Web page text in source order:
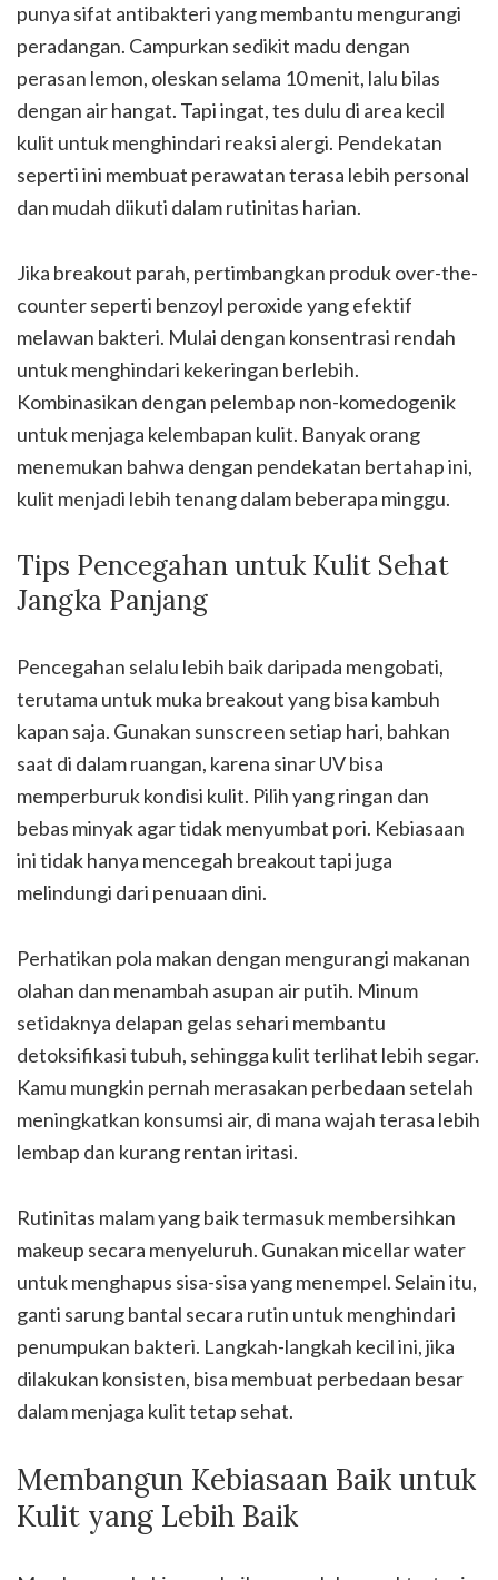
punya sifat antibakteri yang membantu mengurangi
peradangan. Campurkan sedikit madu dengan
perasan lemon, oleskan selama 10 menit, lalu bilas
dengan air hangat. Tapi ingat, tes dulu di area kecil
kulit untuk menghindari reaksi alergi. Pendekatan
seperti ini membuat perawatan terasa lebih personal
dan mudah diikuti dalam rutinitas harian.
Jika breakout parah, pertimbangkan produk over-the-
counter seperti benzoyl peroxide yang efektif
melawan bakteri. Mulai dengan konsentrasi rendah
untuk menghindari kekeringan berlebih.
Kombinasikan dengan pelembap non-komedogenik
untuk menjaga kelembapan kulit. Banyak orang
menemukan bahwa dengan pendekatan bertahap ini,
kulit menjadi lebih tenang dalam beberapa minggu.
Tips Pencegahan untuk Kulit Sehat
Jangka Panjang
Pencegahan selalu lebih baik daripada mengobati,
terutama untuk muka breakout yang bisa kambuh
kapan saja. Gunakan sunscreen setiap hari, bahkan
saat di dalam ruangan, karena sinar UV bisa
memperburuk kondisi kulit. Pilih yang ringan dan
bebas minyak agar tidak menyumbat pori. Kebiasaan
ini tidak hanya mencegah breakout tapi juga
melindungi dari penuaan dini.
Perhatikan pola makan dengan mengurangi makanan
olahan dan menambah asupan air putih. Minum
setidaknya delapan gelas sehari membantu
detoksifikasi tubuh, sehingga kulit terlihat lebih segar.
Kamu mungkin pernah merasakan perbedaan setelah
meningkatkan konsumsi air, di mana wajah terasa lebih
lembap dan kurang rentan iritasi.
Rutinitas malam yang baik termasuk membersihkan
makeup secara menyeluruh. Gunakan micellar water
untuk menghapus sisa-sisa yang menempel. Selain itu,
ganti sarung bantal secara rutin untuk menghindari
penumpukan bakteri. Langkah-langkah kecil ini, jika
dilakukan konsisten, bisa membuat perbedaan besar
dalam menjaga kulit tetap sehat.
Membangun Kebiasaan Baik untuk
Kulit yang Lebih Baik